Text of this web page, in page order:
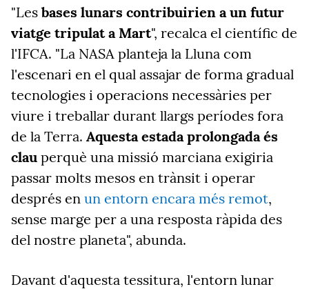
"Les bases lunars contribuirien a un futur
viatge tripulat a Mart", recalca el científic de
l'IFCA. "La NASA planteja la Lluna com
l'escenari en el qual assajar de forma gradual
tecnologies i operacions necessàries per
viure i treballar durant llargs períodes fora
de la Terra. Aquesta estada prolongada és
clau perquè una missió marciana exigiria
passar molts mesos en trànsit i operar
després en un entorn encara més remot,
sense marge per a una resposta ràpida des
del nostre planeta", abunda.
Davant d'aquesta tessitura, l'entorn lunar